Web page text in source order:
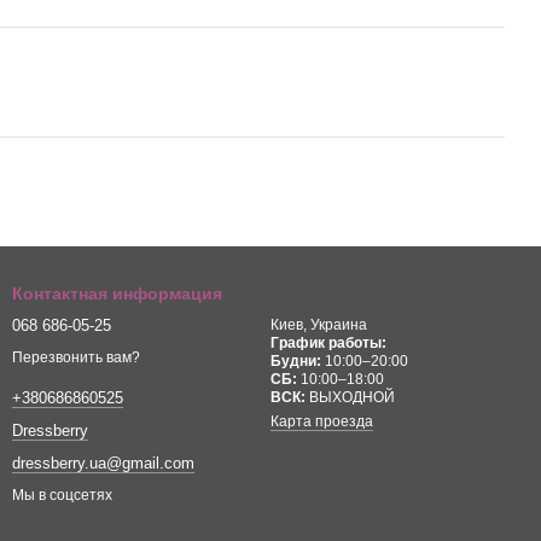
Контактная информация
068 686-05-25
Перезвонить вам?
+380686860525
Dressberry
dressberry.ua@gmail.com
Киев, Украина
График работы:
Будни: 10:00–20:00
СБ: 10:00–18:00
ВСК: ВЫХОДНОЙ
Карта проезда
Мы в соцсетях